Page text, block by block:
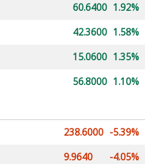
60.6400 1.92%
42.3600 1.58%
15.0600 1.35%
56.8000 1.10%
238.6000 -5.39%
9.9640
-4.05%